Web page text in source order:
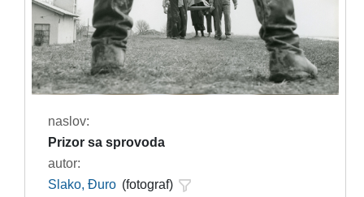
naslov:
Prizor sa sprovoda
autor:
Slako, Đuro (fotograf)